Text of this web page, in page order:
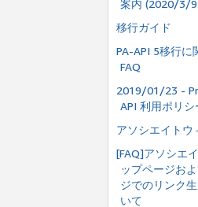
案内 (2020/3/9
移行ガイド
PA-API 5移行に
FAQ
2019/01/23 -
API 利用ポリ
アソシエイトウ
[FAQ]アソシエ
ップページお
ジでのリンク
いて